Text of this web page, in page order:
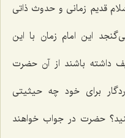
قدیم زمانی و حدوث ذاتی
این امام زمان با این
داشته باشند از آن حضرت
برای خود چه حیثیتی
حضرت در جواب خواهند